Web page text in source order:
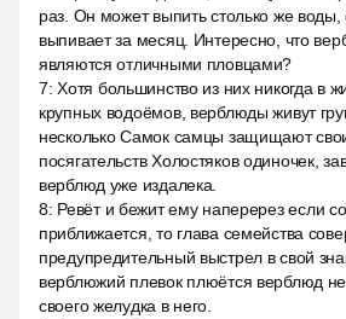
раз. Он может выпить столько же воды,
выпивает за месяц. Интересно, что
являются отличными пловцами?
7:Хотя большинство из них никогда в
крупных водоёмов, верблюды живут
несколько Самок самцы защищают
посягательств Холостяков одиночек,
верблюд уже издалека.
8: Ревёт и бежит ему наперерез если
приближается, то глава семейства
предупредительный выстрел в свой
верблюжий плевок плюётся верблюд
своего желудка в него.